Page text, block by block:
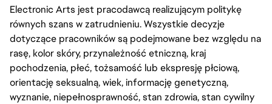
Electronic Arts jest pracodawcą realizującym politykę
równych szans w zatrudnieniu. Wszystkie decyzje
dotyczące pracowników są podejmowane bez względu na
rasę, kolor skóry, przynależność etniczną, kraj
pochodzenia, płeć, tożsamość lub ekspresję płciową,
orientację seksualną, wiek, informację genetyczną,
wyznanie, niepełnosprawność, stan zdrowia, stan cywilny